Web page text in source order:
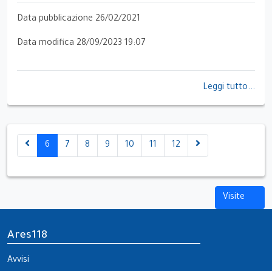
Data pubblicazione 26/02/2021
Data modifica 28/09/2023 19:07
Leggi tutto...
6 7 8 9 10 11 12
Visite
Ares118
Avvisi